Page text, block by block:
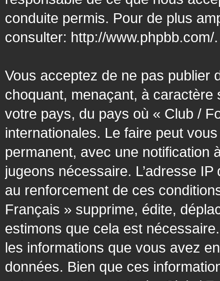
conduite permis. Pour de plus
consulter: http://www.phpbb.com/.
Vous acceptez de ne pas publier
choquant, menaçant, à
votre pays, du pays où « Club /
internationales. Le faire peut
permanent, avec une notification
jugeons nécessaire. L’adresse
au renforcement de ces
Français » supprime, édite,
estimons que cela est
les informations que vous avez
données. Bien que ces